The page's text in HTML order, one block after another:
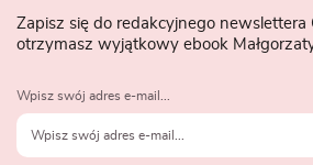
Zapisz się do redakcyjnego newslettera
otrzymasz wyjątkowy ebook
Wpisz swój adres e-mail...